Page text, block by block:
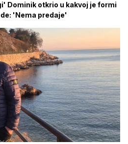
Dominik otkrio u kakvoj je formi
'Nema predaje'